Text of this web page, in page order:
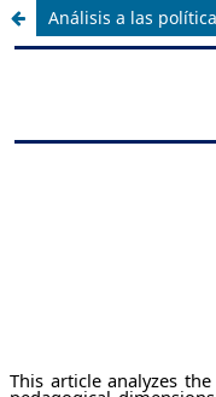
Análisis a las